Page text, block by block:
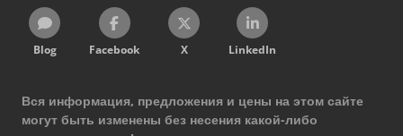
Blog Facebook X LinkedIn
Вся информация, предложения и цены на этом сайте
могут быть изменены без несения какой-либо